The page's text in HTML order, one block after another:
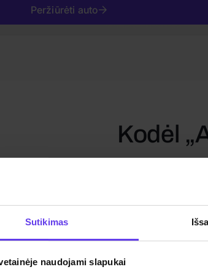
Sutikimas
naudojami slapukai
Peržiūrėti auto
Kodėl